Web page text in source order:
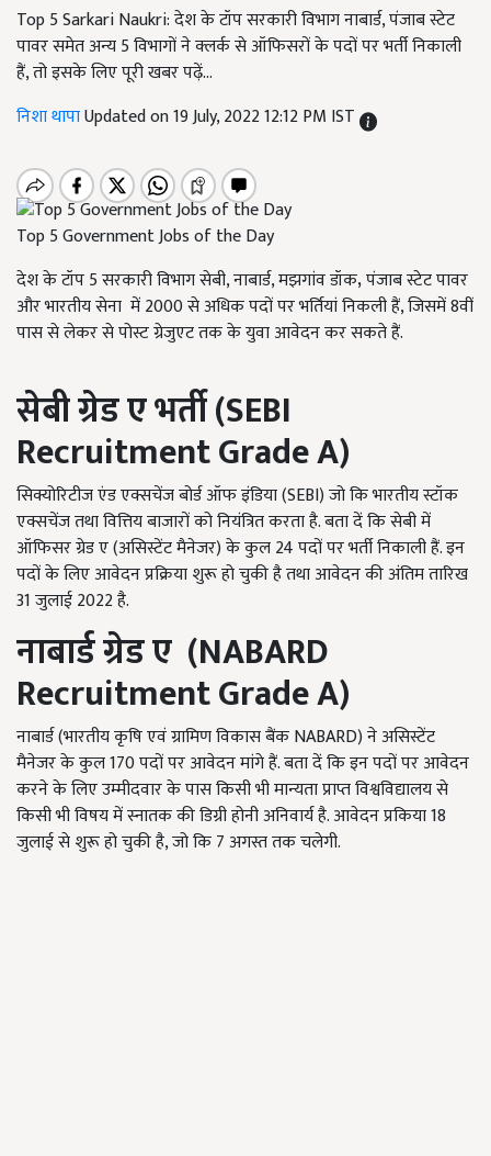
Top 5 Sarkari Naukri: देश के टॉप सरकारी विभाग नाबार्ड, पंजाब स्टेट
पावर समेत अन्य 5 विभागों ने क्लर्क से ऑफिसरों के पदों पर भर्ती निकाली
हैं, तो इसके लिए पूरी खबर पढ़ें…
निशा थापाUpdated on 19 July, 2022 12:12 PM IST
Top 5 Government Jobs of the Day
देश के टॉप 5 सरकारी विभाग सेबी, नाबार्ड, मझगांव डॉक,पंजाब स्टेट पावर
और भारतीय सेना में 2000 से अधिक पदों पर भर्तियां निकली हैं, जिसमें 8वीं
पास से लेकर से पोस्ट ग्रेजुएट तक के युवा आवेदन कर सकते हैं.
सेबी ग्रेड ए भर्ती (SEBI
Recruitment Grade A)
सिक्योरिटीज एंड एक्सचेंज बोर्ड ऑफ इंडिया (SEBI) जो कि भारतीय स्टॉक
एक्सचेंज तथा वित्तिय बाजारों को नियंत्रित करता है. बता दें कि सेबी में
ऑफिसर ग्रेड ए (असिस्टेंट मैनेजर) के कुल 24 पदों पर भर्ती निकाली हैं. इन
पदों के लिए आवेदन प्रक्रिया शुरू हो चुकी है तथा आवेदन की अंतिम तारिख
31 जुलाई 2022 है.
नाबार्ड ग्रेड ए (NABARD
RecruitmentGrade A)
नाबार्ड (भारतीय कृषि एवं ग्रामिण विकास बैंक NABARD) ने असिस्टेंट
मैनेजर के कुल 170 पदों पर आवेदन मांगे हैं. बता दें कि इन पदों पर आवेदन
करने के लिए उम्मीदवार के पास किसी भी मान्यता प्राप्त विश्वविद्यालय से
किसी भी विषय में स्नातक की डिग्री होनी अनिवार्य है. आवेदन प्रकिया 18
जुलाई से शुरू हो चुकी है, जो कि 7 अगस्त तक चलेगी.